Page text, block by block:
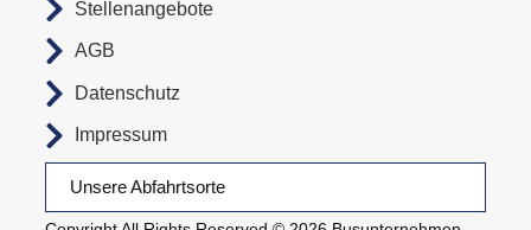
Unsere Abfahrtsorte
Stellenangebote
AGB
Datenschutz
Impressum